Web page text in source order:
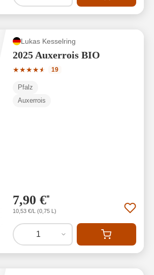
Lukas Kesselring
2025 Auxerrois BIO
★★★★★
★
Durchschnittliche Bewertung von 4.84
19
Pfalz
Auxerrois
7,90 €*
10,53 €/L (0,75 L)
1